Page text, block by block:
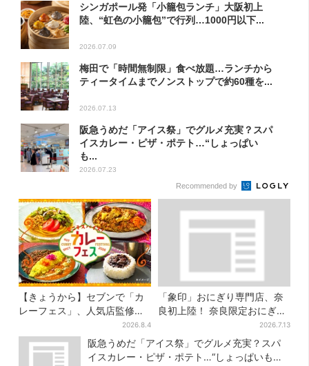
シンガポール発「小籠包ランチ」大阪初上
陸、“虹色の小籠包”で行列…1000円以下...
2026.07.09
梅田で「時間無制限」食べ放題…ランチから
ティータイムまでノンストップで約60種を...
2026.07.13
阪急うめだ「アイス祭」でグルメ充実？スパ
イスカレー・ピザ・ポテト…“しょっぱい
も...
2026.07.23
Recommended by
【きょうから】セブンで「カ
レーフェス」、人気店監修メ
ニューなど全15品！お得な割
引キャンペーンは2週間だけ
2026.8.4
「象印」おにぎり専門店、奈
良初上陸！ 奈良限定おにぎ
り、1000円前後のだし巻き弁
当も
2026.7.13
阪急うめだ「アイス祭」でグルメ充実？スパ
イスカレー・ピザ・ポテト…“しょっぱいもの